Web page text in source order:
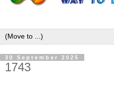
30 September 2025
1743